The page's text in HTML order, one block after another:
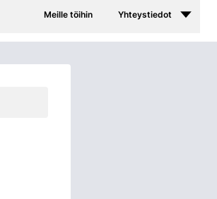
Meille töihin Yhteystiedot